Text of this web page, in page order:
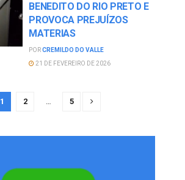
BENEDITO DO RIO PRETO E
PROVOCA PREJUÍZOS
MATERIAS
PORCREMILDO DO VALLE
21 DE FEVEREIRO DE 2026
1 2 … 5